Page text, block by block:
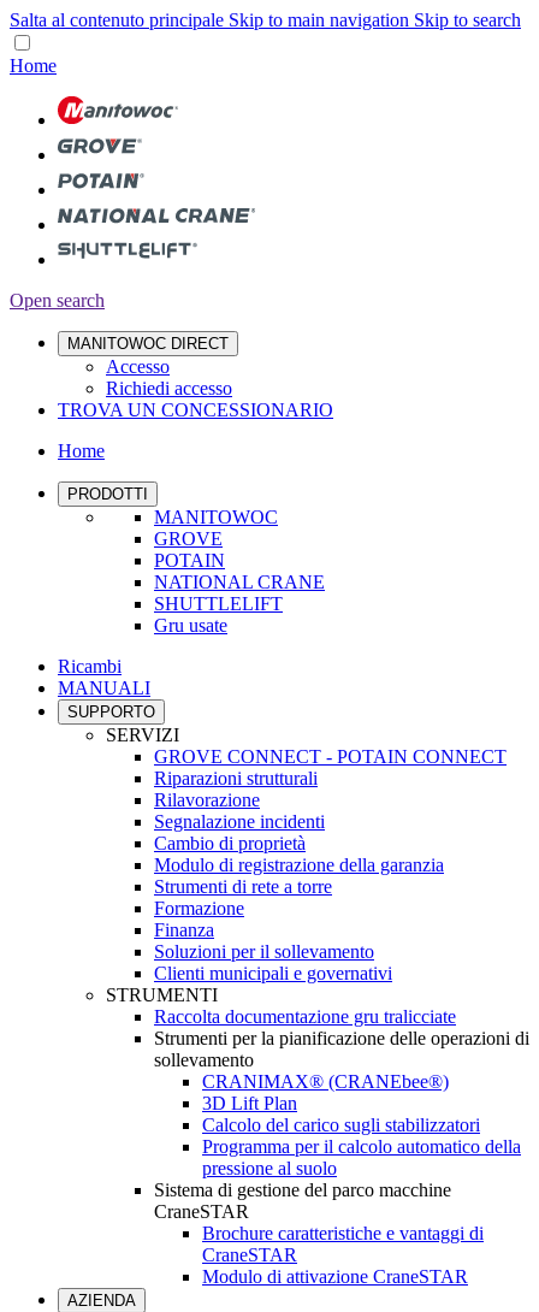
Salta al contenuto principale Skip to main navigation Skip to search
Home
Open search
MANITOWOC DIRECT
Accesso
Richiedi accesso
TROVA UN CONCESSIONARIO
Home
PRODOTTI
MANITOWOC
GROVE
POTAIN
NATIONAL CRANE
SHUTTLELIFT
Gru usate
Ricambi
MANUALI
SUPPORTO
SERVIZI
GROVE CONNECT - POTAIN CONNECT
Riparazioni strutturali
Rilavorazione
Segnalazione incidenti
Cambio di proprietà
Modulo di registrazione della garanzia
Strumenti di rete a torre
Formazione
Finanza
Soluzioni per il sollevamento
Clienti municipali e governativi
STRUMENTI
Raccolta documentazione gru tralicciate
Strumenti per la pianificazione delle operazioni di
sollevamento
CRANIMAX® (CRANEbee®)
3D Lift Plan
Calcolo del carico sugli stabilizzatori
Programma per il calcolo automatico della
pressione al suolo
Sistema di gestione del parco macchine
CraneSTAR
Brochure caratteristiche e vantaggi di
CraneSTAR
Modulo di attivazione CraneSTAR
AZIENDA